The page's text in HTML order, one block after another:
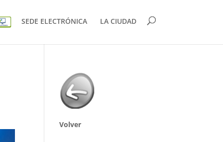
SEDE ELECTRÓNICA LA CIUDAD
Volver